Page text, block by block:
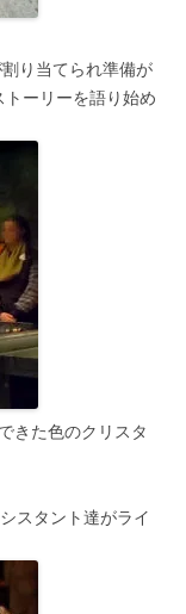
り当てられ準備が
ーリーを語り始め
きた色のクリスタ
スタント達がライ